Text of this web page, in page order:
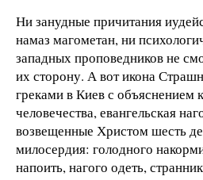
Ни занудные причитания
намаз магометан, ни
западных проповедников не
их сторону. А вот икона
греками в Киев с объяснением
человечества, евангельская
возвещенные Христом шесть
милосердия: голодного
напоить, нагого одеть,